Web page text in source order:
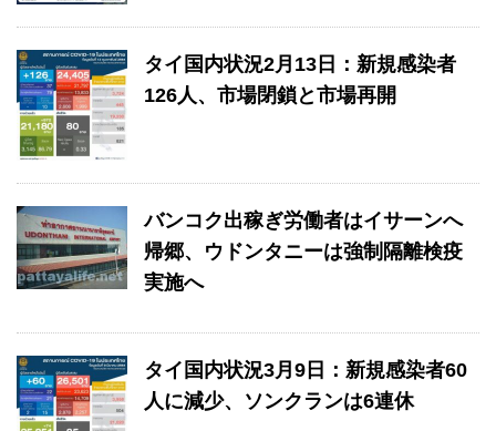
タイ国内状況2月13日：新規感染者
126人、市場閉鎖と市場再開
バンコク出稼ぎ労働者はイサーンへ
帰郷、ウドンタニーは強制隔離検疫
実施へ
タイ国内状況3月9日：新規感染者60
人に減少、ソンクランは6連休